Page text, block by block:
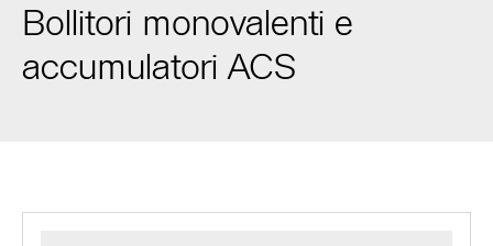
Bollitori monovalenti e
accumulatori ACS